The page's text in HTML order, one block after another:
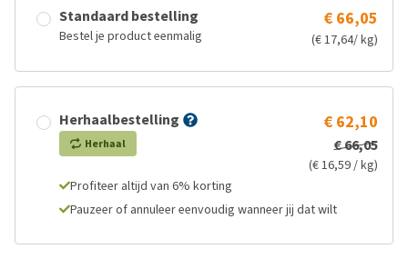
Standaard bestelling
Bestel je product eenmalig
€ 66,05
(€ 17,64/ kg)
Herhaalbestelling
Herhaal
€ 62,10
€ 66,05
(€ 16,59 / kg)
Profiteer altijd van 6% korting
Pauzeer of annuleer eenvoudig wanneer jij dat wilt